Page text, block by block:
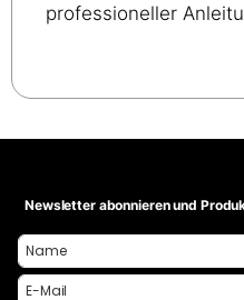
professioneller
Newsletter abonnieren und